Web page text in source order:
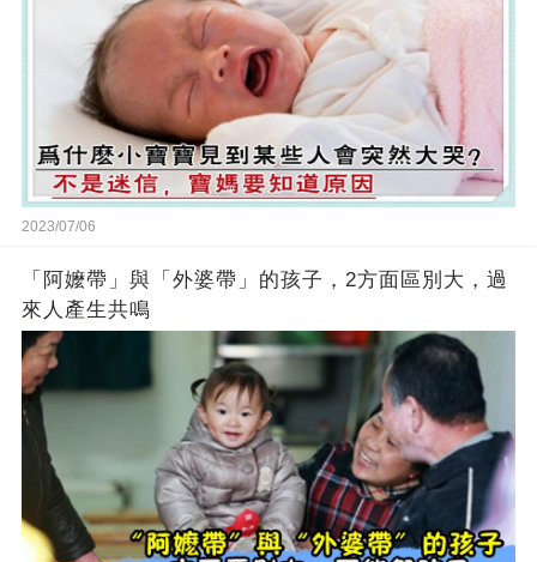
2023/07/06
「阿嬤帶」與「外婆帶」的孩子，2方面區別大，過
來人產生共鳴